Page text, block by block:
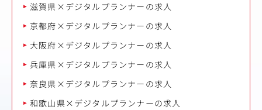
滋賀県×デジタルプランナーの求人
京都府×デジタルプランナーの求人
大阪府×デジタルプランナーの求人
兵庫県×デジタルプランナーの求人
奈良県×デジタルプランナーの求人
和歌山県×デジタルプランナーの求人